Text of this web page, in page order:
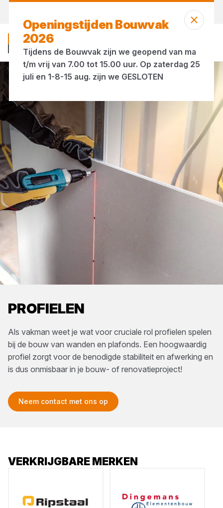
PROFIELEN
Als vakman weet je wat voor cruciale rol profielen spelen
bij de bouw van wanden en plafonds. Een hoogwaardig
profiel zorgt voor de benodigde stabiliteit en afwerking en
is dus onmisbaar in je bouw- of renovatieproject!
Neem contact met ons op
VERKRIJGBARE MERKEN
Openingstijden Bouwvak
2026
Tijdens de Bouwvak zijn we geopend van ma
t/m vrij van 7.00 tot 15.00 uur. Op zaterdag 25
juli en 1-8-15 aug. zijn we GESLOTEN